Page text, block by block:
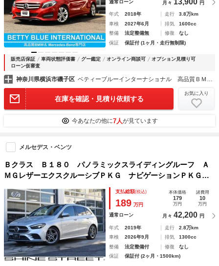
通常ローン 月々 円
年式 2018年 走行
3.8万km
車検
2027年6月 排気
1600cc
整備
法定整備無 修復
なし
保証
保証付 (1ヶ月・走行無制限)
販売店保証 車両状態評価書 グー鑑定 オンライン商談可
オプション見積り可
ローン仮審査
神奈川県横浜市磯子区 ベティーブルーインターナショナル 高品質ＢＭＷ＆メルセデス・ベンツ専門店
在庫を確認・見積り依頼する
お気に入り
今あなたの他に7人が見ています
メルセデス・ベンツ
Ｂクラス Ｂ１８０ パノラミックスライディングルーフ Ａ
ＭＧレザーエクスクルーシブＰＫＧ ナビゲーションＰＫＧ
アドバンスドＰＫＧ カーボン調インパネ加飾 １８インチツ
インスポーク エアロ 革巻きステアリング 禁煙車
支払総額(税込)
189 万円
本体価格
179
万円
諸費用
10
万円
通常ローン 月々 42,200 円
年式 2019年 走行
2.8万km
車検
2026年9月 排気
1300cc
整備
法定整備付 修復
なし
保証
保証付 (2ヶ月・1500km)